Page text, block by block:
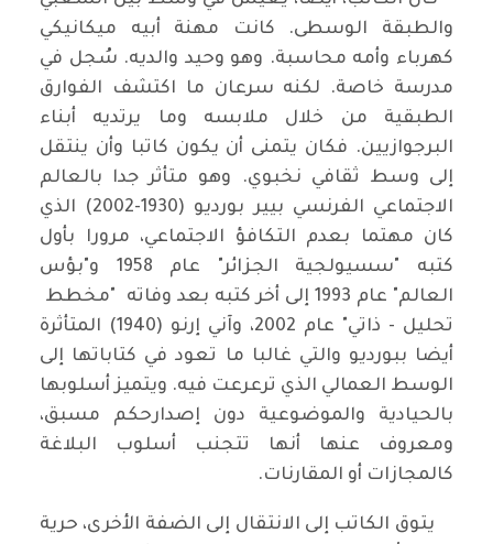
والطبقة الوسطى. كانت مهنة أبيه ميكانيكي
كهرباء وأمه محاسبة. وهو وحيد والديه. سُجل في
مدرسة خاصة. لكنه سرعان ما اكتشف الفوارق
الطبقية من خلال ملابسه وما يرتديه أبناء
البرجوازيين. فكان يتمنى أن يكون كاتبا وأن ينتقل
إلى وسط ثقافي نخبوي. وهو متأثر جدا بالعالم
الاجتماعي الفرنسي بيير بورديو (1930-2002) الذي
كان مهتما بعدم التكافؤ الاجتماعي، مرورا بأول
كتبه "سسيولجية الجزائر" عام 1958 و"بؤس
العالم" عام 1993 إلى أخر كتبه بعد وفاته "مخطط
تحليل - ذاتي" عام 2002، وآني إرنو (1940) المتأثرة
أيضا ببورديو والتي غالبا ما تعود في كتاباتها إلى
الوسط العمالي الذي ترعرعت فيه. ويتميز أسلوبها
بالحيادية والموضوعية دون إصدارحكم مسبق،
ومعروف عنها أنها تتجنب أسلوب البلاغة
كالمجازات أو المقارنات.
يتوق الكاتب إلى الانتقال إلى الضفة الأخرى، حرية